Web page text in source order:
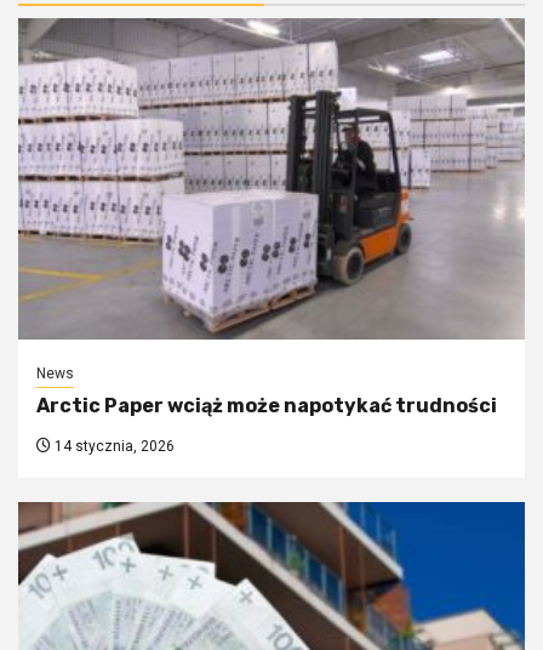
News
Arctic Paper wciąż może napotykać trudności
14 stycznia, 2026